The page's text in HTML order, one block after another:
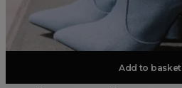
Add to basket